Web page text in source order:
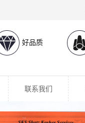
好品质
联系我们